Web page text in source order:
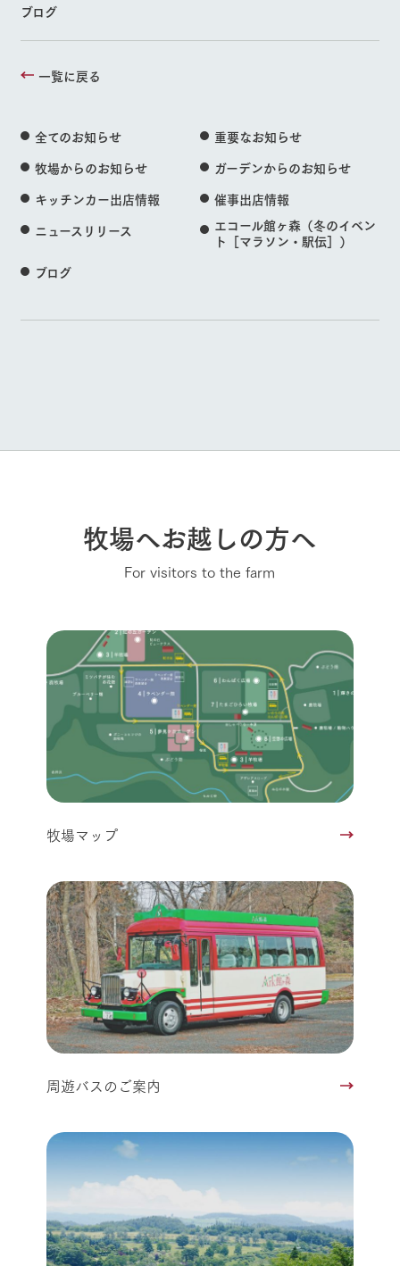
ブログ
一覧に戻る
全てのお知らせ
重要なお知らせ
牧場からのお知らせ
ガーデンからのお知らせ
キッチンカー出店情報
催事出店情報
ニュースリリース
エコール館ヶ森（冬のイベン
ト［マラソン・駅伝］）
ブログ
牧場へお越しの方へ
For visitors to the farm
牧場マップ
周遊バスのご案内